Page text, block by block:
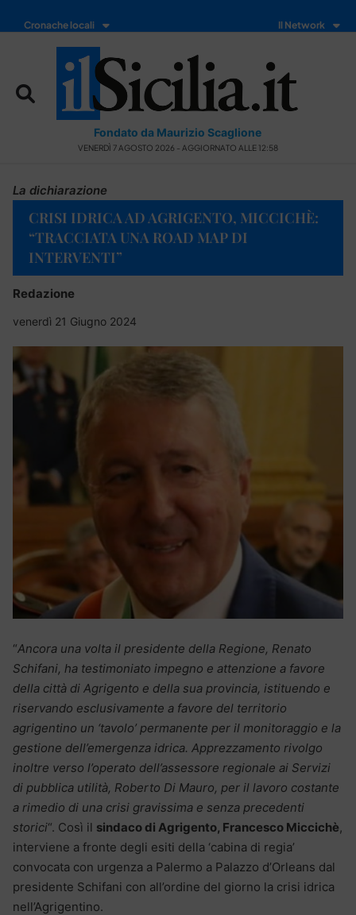
Cronache locali Il Network
Fondato da Maurizio Scaglione
VENERDÌ 7 AGOSTO 2026 - AGGIORNATO ALLE 12:58
La dichiarazione
CRISI IDRICA AD AGRIGENTO, MICCICHÈ:
“TRACCIATA UNA ROAD MAP DI
INTERVENTI”
Redazione
venerdì 21 Giugno 2024
“Ancora una volta il presidente della Regione, Renato
Schifani, ha testimoniato impegno e attenzione a favore
della città di Agrigento e della sua provincia, istituendo e
riservando esclusivamente a favore del territorio
agrigentino un ‘tavolo’ permanente per il monitoraggio e la
gestione dell’emergenza idrica. Apprezzamento rivolgo
inoltre verso l’operato dell’assessore regionale ai Servizi
di pubblica utilità, Roberto Di Mauro, per il lavoro costante
a rimedio di una crisi gravissima e senza precedenti
storici“. Così il sindaco di Agrigento, Francesco Miccichè,
interviene a fronte degli esiti della ‘cabina di regia’
convocata con urgenza a Palermo a Palazzo d’Orleans dal
presidente Schifani con all’ordine del giorno la crisi idrica
nell’Agrigentino.